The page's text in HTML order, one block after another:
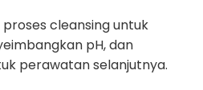
cleansing untuk
pH, dan
perawatan selanjutnya.